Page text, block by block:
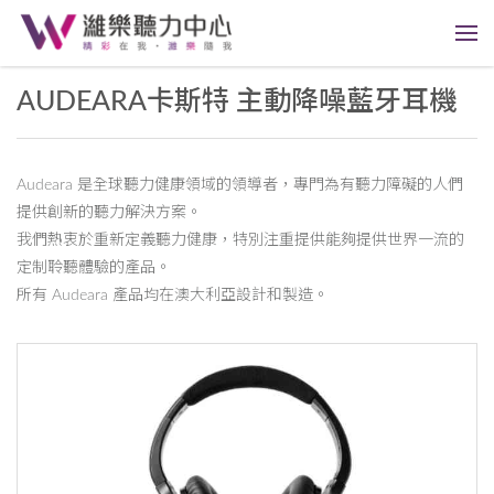
AUDEARA卡斯特 主動降噪藍牙耳機
Audeara 是全球聽力健康領域的領導者，專門為有聽力障礙的人們
提供創新的聽力解決方案。
我們熱衷於重新定義聽力健康，特別注重提供能夠提供世界一流的
定制聆聽體驗的產品。
所有 Audeara 產品均在澳大利亞設計和製造。